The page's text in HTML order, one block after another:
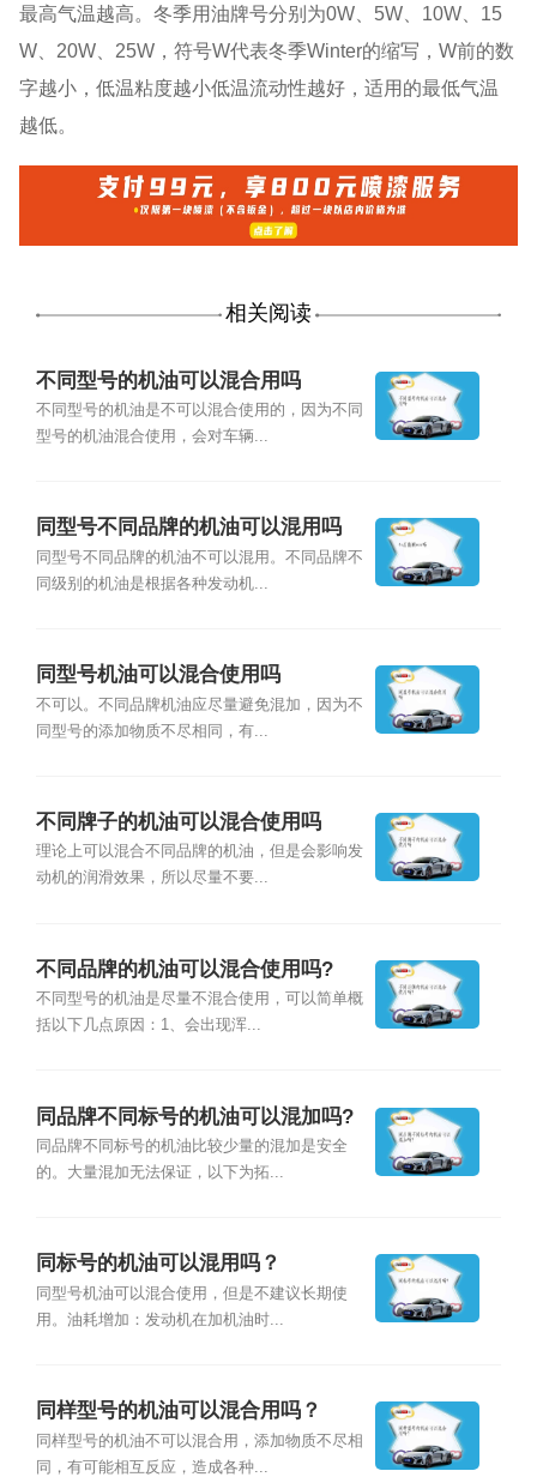
最高气温越高。冬季用油牌号分别为0W、5W、10W、15
W、20W、25W，符号W代表冬季Winter的缩写，W前的数
字越小，低温粘度越小低温流动性越好，适用的最低气温
越低。
相关阅读
不同型号的机油可以混合用吗
不同型号的机油是不可以混合使用的，因为不同
型号的机油混合使用，会对车辆...
同型号不同品牌的机油可以混用吗
同型号不同品牌的机油不可以混用。不同品牌不
同级别的机油是根据各种发动机...
同型号机油可以混合使用吗
不可以。不同品牌机油应尽量避免混加，因为不
同型号的添加物质不尽相同，有...
不同牌子的机油可以混合使用吗
理论上可以混合不同品牌的机油，但是会影响发
动机的润滑效果，所以尽量不要...
不同品牌的机油可以混合使用吗?
不同型号的机油是尽量不混合使用，可以简单概
括以下几点原因：1、会出现浑...
同品牌不同标号的机油可以混加吗?
同品牌不同标号的机油比较少量的混加是安全
的。大量混加无法保证，以下为拓...
同标号的机油可以混用吗？
同型号机油可以混合使用，但是不建议长期使
用。油耗增加：发动机在加机油时...
同样型号的机油可以混合用吗？
同样型号的机油不可以混合用，添加物质不尽相
同，有可能相互反应，造成各种...